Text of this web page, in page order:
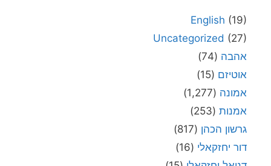
English (19)
Uncategorized (27)
אהבה (74)
אוטיזם (15)
אמונה (1,277)
אמנות (253)
גרשון הכהן (817)
דור יחזקאלי (16)